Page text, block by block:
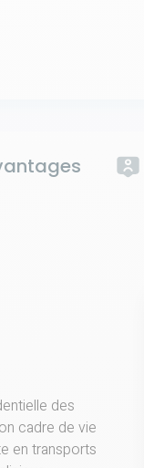
des
cadre de vie
en transports